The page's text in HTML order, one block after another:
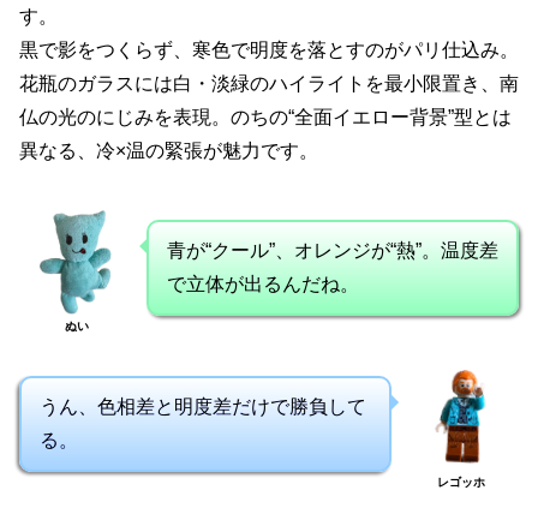
す。
黒で影をつくらず、寒色で明度を落とすのがパリ仕込み。
花瓶のガラスには白・淡緑のハイライトを最小限置き、南
仏の光のにじみを表現。のちの“全面イエロー背景”型とは
異なる、冷×温の緊張が魅力です。
ぬい
青が“クール”、オレンジが“熱”。温度差
で立体が出るんだね。
うん、色相差と明度差だけで勝負して
る。
レゴッホ